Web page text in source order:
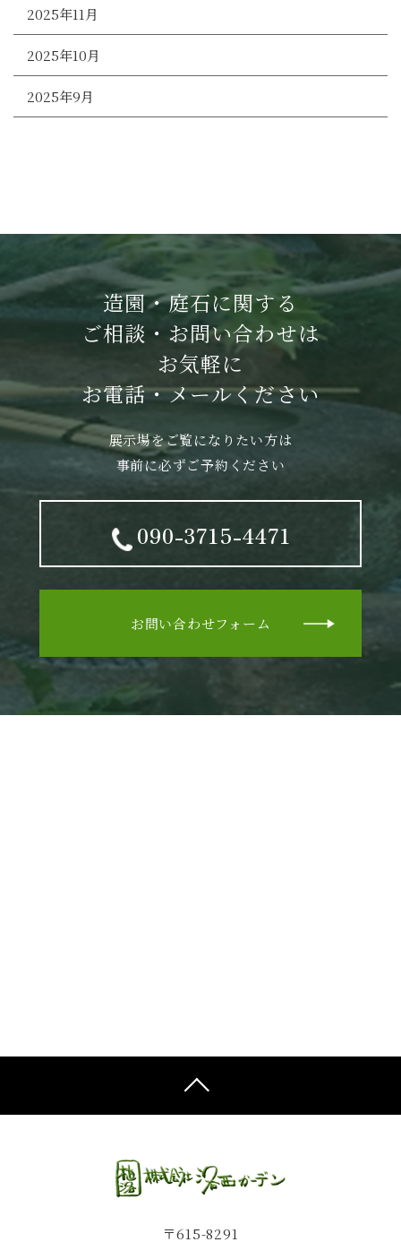
2025年11月
2025年10月
2025年9月
造園・庭石に関する
ご相談・お問い合わせは
お気軽に
お電話・メールください
展示場をご覧になりたい方は
事前に必ずご予約ください
090-3715-4471
お問い合わせフォーム
〒615-8291